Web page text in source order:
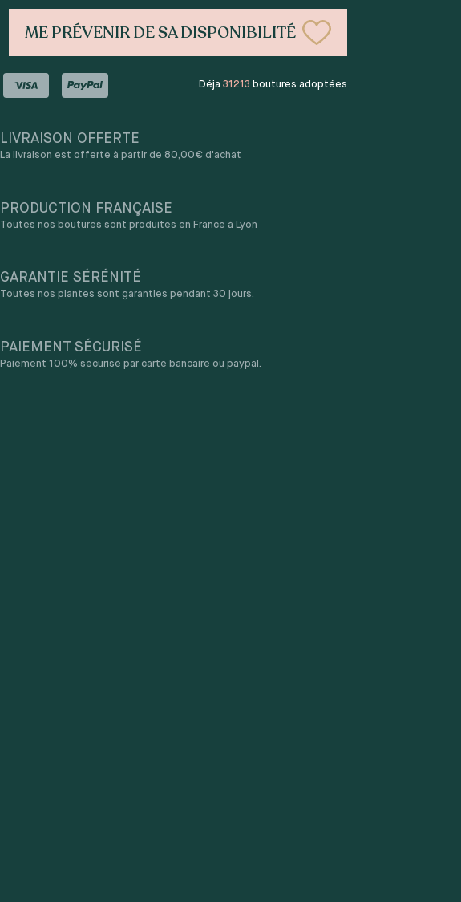
ME PRÉVENIR DE SA DISPONIBILITÉ
Déja 31213 boutures adoptées
LIVRAISON OFFERTE
La livraison est offerte à partir de 80,00€ d'achat
PRODUCTION FRANÇAISE
Toutes nos boutures sont produites en France à Lyon
GARANTIE SÉRÉNITÉ
Toutes nos plantes sont garanties pendant 30 jours.
PAIEMENT SÉCURISÉ
Paiement 100% sécurisé par carte bancaire ou paypal.